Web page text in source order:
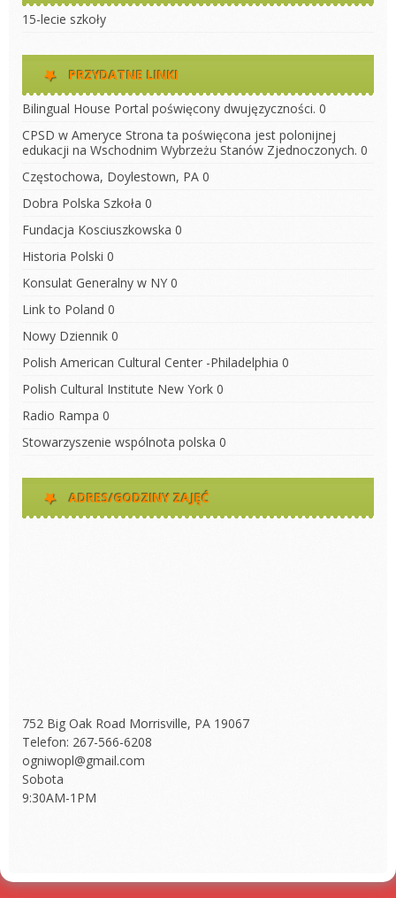
15-lecie szkoły
PRZYDATNE LINKI
Bilingual House Portal poświęcony dwujęzyczności. 0
CPSD w Ameryce Strona ta poświęcona jest polonijnej
edukacji na Wschodnim Wybrzeżu Stanów Zjednoczonych. 0
Częstochowa, Doylestown, PA 0
Dobra Polska Szkoła 0
Fundacja Kosciuszkowska 0
Historia Polski 0
Konsulat Generalny w NY 0
Link to Poland 0
Nowy Dziennik 0
Polish American Cultural Center -Philadelphia 0
Polish Cultural Institute New York 0
Radio Rampa 0
Stowarzyszenie wspólnota polska 0
ADRES/GODZINY ZAJĘĆ
752 Big Oak Road Morrisville, PA 19067
Telefon: 267-566-6208
ogniwopl@gmail.com
Sobota
9:30AM-1PM